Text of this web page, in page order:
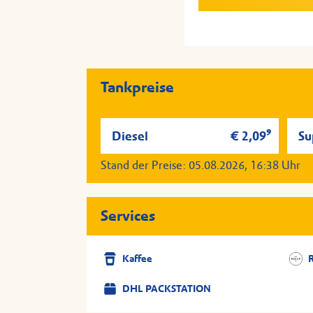
Serviervorschlag;
Serviervorschlag;
Tankpreise
Diesel € 2,099
Stand der Preise: 05.08.2026, 16:38 Uhr
Services
Kaffee
DHL PACKSTATION